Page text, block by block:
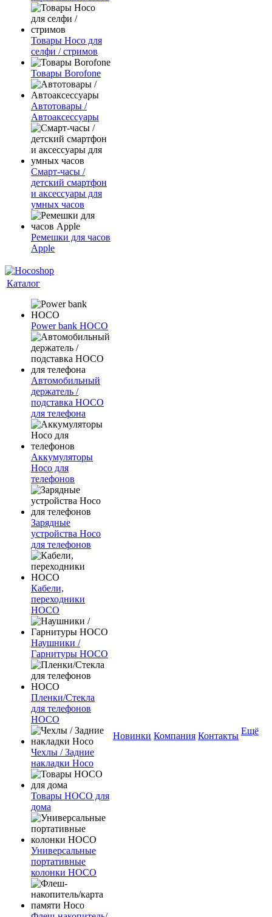
Товары Hoco для
селфи / стримов
Товары Borofone
Автотовары /
Автоаксессуары
Смарт-часы /
детский смартфон
и аксессуары для
умных часов
Ремешки для часов
Apple
Каталог
Power bank HOCO
Автомобильный
держатель /
подставка HOCO
для телефона
Аккумуляторы
Hoco для
телефонов
Зарядные
устройства Hoco
для телефонов
Кабели,
переходники
HOCO
Наушники /
Гарнитуры HOCO
Пленки/Стекла
для телефонов
HOCO
Чехлы / Задние
накладки Hoco
Товары HOCO для
дома
Универсальные
портативные
колонки HOCO
Новинки Компания Контакты Ещё